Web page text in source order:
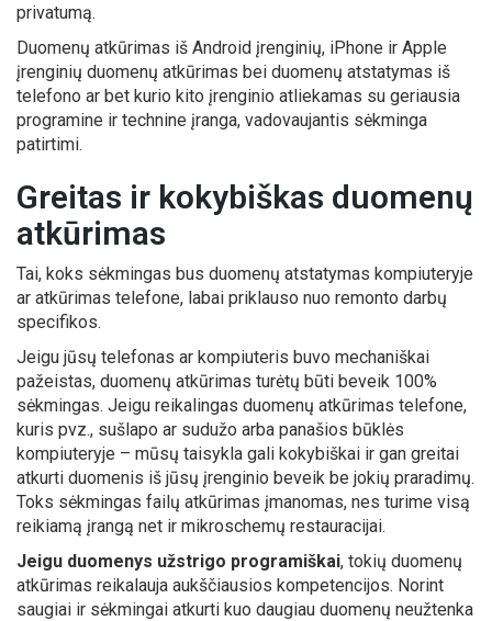
privatumą.
Duomenų atkūrimas iš Android įrenginių, iPhone ir Apple
įrenginių duomenų atkūrimas bei duomenų atstatymas iš
telefono ar bet kurio kito įrenginio atliekamas su geriausia
programine ir technine įranga, vadovaujantis sėkminga
patirtimi.
Greitas ir kokybiškas duomenų
atkūrimas
Tai, koks sėkmingas bus duomenų atstatymas kompiuteryje
ar atkūrimas telefone, labai priklauso nuo remonto darbų
specifikos.
Jeigu jūsų telefonas ar kompiuteris buvo mechaniškai
pažeistas, duomenų atkūrimas turėtų būti beveik 100%
sėkmingas. Jeigu reikalingas duomenų atkūrimas telefone,
kuris pvz., sušlapo ar sudužo arba panašios būklės
kompiuteryje – mūsų taisykla gali kokybiškai ir gan greitai
atkurti duomenis iš jūsų įrenginio beveik be jokių praradimų.
Toks sėkmingas failų atkūrimas įmanomas, nes turime visą
reikiamą įrangą net ir mikroschemų restauracijai.
Jeigu duomenys užstrigo programiškai, tokių duomenų
atkūrimas reikalauja aukščiausios kompetencijos. Norint
saugiai ir sėkmingai atkurti kuo daugiau duomenų neužtenka